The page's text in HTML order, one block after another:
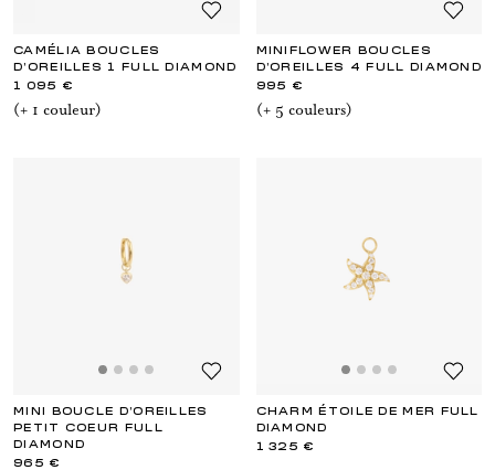
CAMÉLIA BOUCLES
D'OREILLES 1 FULL DIAMOND
1 095 €
(+ 1 couleur)
MINIFLOWER BOUCLES
D'OREILLES 4 FULL DIAMOND
995 €
(+ 5 couleurs)
MINI BOUCLE D'OREILLES
PETIT COEUR FULL
DIAMOND
965 €
CHARM ÉTOILE DE MER FULL
DIAMOND
1 325 €